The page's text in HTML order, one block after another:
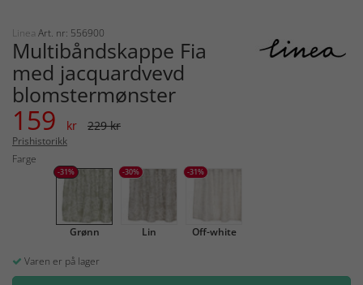
Linea Art. nr: 556900
Multibåndskappe Fia
med jacquardvevd
blomstermønster
159 kr 229 kr
Prishistorikk
Farge
-31%
Grønn
-30%
Lin
-31%
Off-white
Varen er på lager